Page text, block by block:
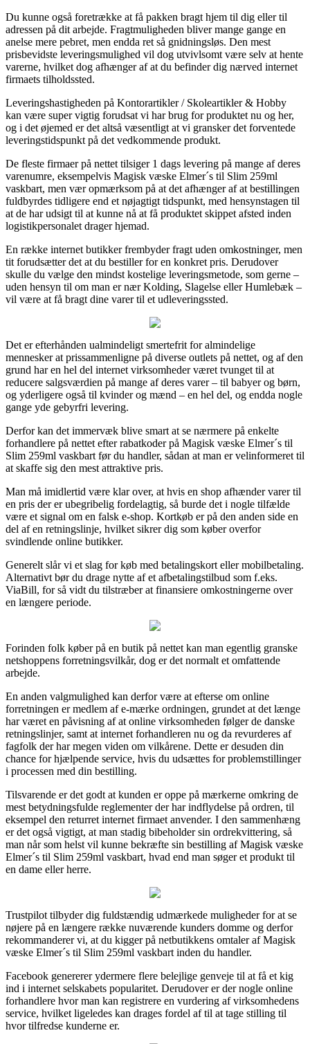
Du kunne også foretrække at få pakken bragt hjem til dig eller til
adressen på dit arbejde. Fragtmuligheden bliver mange gange en
anelse mere pebret, men endda ret så gnidningsløs. Den mest
prisbevidste leveringsmulighed vil dog utvivlsomt være selv at hente
varerne, hvilket dog afhænger af at du befinder dig nærved internet
firmaets tilholdssted.
Leveringshastigheden på Kontorartikler / Skoleartikler & Hobby
kan være super vigtig forudsat vi har brug for produktet nu og her,
og i det øjemed er det altså væsentligt at vi gransker det forventede
leveringstidspunkt på det vedkommende produkt.
De fleste firmaer på nettet tilsiger 1 dags levering på mange af deres
varenumre, eksempelvis Magisk væske Elmer´s til Slim 259ml
vaskbart, men vær opmærksom på at det afhænger af at bestillingen
fuldbyrdes tidligere end et nøjagtigt tidspunkt, med hensynstagen til
at de har udsigt til at kunne nå at få produktet skippet afsted inden
logistikpersonalet drager hjemad.
En række internet butikker frembyder fragt uden omkostninger, men
tit forudsætter det at du bestiller for en konkret pris. Derudover
skulle du vælge den mindst kostelige leveringsmetode, som gerne –
uden hensyn til om man er nær Kolding, Slagelse eller Humlebæk –
vil være at få bragt dine varer til et udleveringssted.
Det er efterhånden ualmindeligt smertefrit for almindelige
mennesker at prissammenligne på diverse outlets på nettet, og af den
grund har en hel del internet virksomheder været tvunget til at
reducere salgsværdien på mange af deres varer – til babyer og børn,
og yderligere også til kvinder og mænd – en hel del, og endda nogle
gange yde gebyrfri levering.
Derfor kan det immervæk blive smart at se nærmere på enkelte
forhandlere på nettet efter rabatkoder på Magisk væske Elmer´s til
Slim 259ml vaskbart før du handler, sådan at man er velinformeret til
at skaffe sig den mest attraktive pris.
Man må imidlertid være klar over, at hvis en shop afhænder varer til
en pris der er ubegribelig fordelagtig, så burde det i nogle tilfælde
være et signal om en falsk e-shop. Kortkøb er på den anden side en
del af en retningslinje, hvilket sikrer dig som køber overfor
svindlende online butikker.
Generelt slår vi et slag for køb med betalingskort eller mobilbetaling.
Alternativt bør du drage nytte af et afbetalingstilbud som f.eks.
ViaBill, for så vidt du tilstræber at finansiere omkostningerne over
en længere periode.
Forinden folk køber på en butik på nettet kan man egentlig granske
netshoppens forretningsvilkår, dog er det normalt et omfattende
arbejde.
En anden valgmulighed kan derfor være at efterse om online
forretningen er medlem af e-mærke ordningen, grundet at det længe
har været en påvisning af at online virksomheden følger de danske
retningslinjer, samt at internet forhandleren nu og da revurderes af
fagfolk der har megen viden om vilkårene. Dette er desuden din
chance for hjælpende service, hvis du udsættes for problemstillinger
i processen med din bestilling.
Tilsvarende er det godt at kunden er oppe på mærkerne omkring de
mest betydningsfulde reglementer der har indflydelse på ordren, til
eksempel den returret internet firmaet anvender. I den sammenhæng
er det også vigtigt, at man stadig bibeholder sin ordrekvittering, så
man når som helst vil kunne bekræfte sin bestilling af Magisk væske
Elmer´s til Slim 259ml vaskbart, hvad end man søger et produkt til
en dame eller herre.
Trustpilot tilbyder dig fuldstændig udmærkede muligheder for at se
nøjere på en længere række nuværende kunders domme og derfor
rekommanderer vi, at du kigger på netbutikkens omtaler af Magisk
væske Elmer´s til Slim 259ml vaskbart inden du handler.
Facebook genererer ydermere flere belejlige genveje til at få et kig
ind i internet selskabets popularitet. Derudover er der nogle online
forhandlere hvor man kan registrere en vurdering af virksomhedens
service, hvilket ligeledes kan drages fordel af til at tage stilling til
hvor tilfredse kunderne er.